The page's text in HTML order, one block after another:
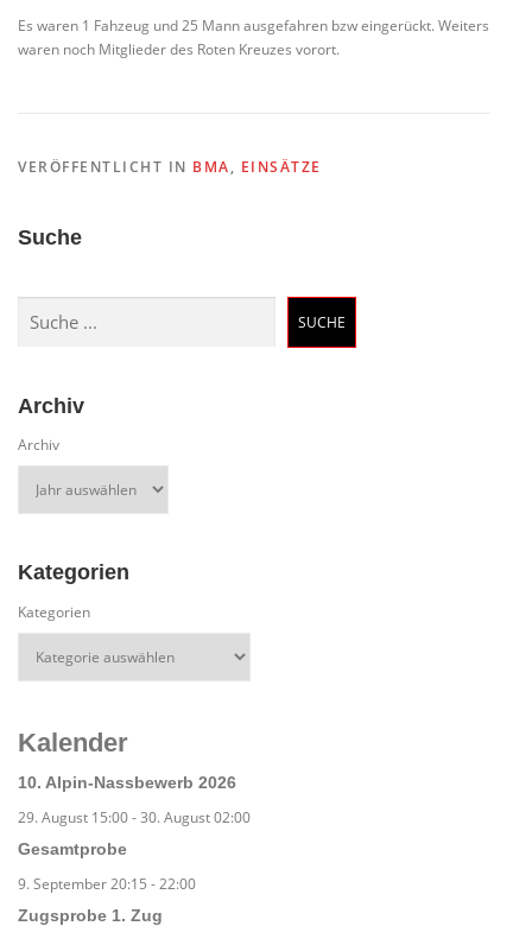
Es waren 1 Fahzeug und 25 Mann ausgefahren bzw eingerückt. Weiters
waren noch Mitglieder des Roten Kreuzes vorort.
VERÖFFENTLICHT IN BMA, EINSÄTZE
Suche
SUCHE
Archiv
Archiv
Kategorien
Kategorien
Kalender
10. Alpin-Nassbewerb 2026
29. August 15:00-30. August 02:00
Gesamtprobe
9. September 20:15 -22:00
Zugsprobe 1. Zug